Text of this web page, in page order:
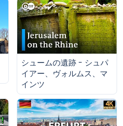
シュームの遺跡 - シュパ
イアー、ヴォルムス、マ
インツ